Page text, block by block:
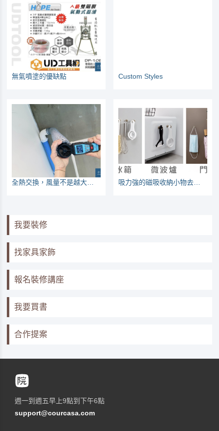
無氣噴塗的優缺點 Custom Styles
我要裝修
找家具家飾
報名裝修講座
我要買書
合作提案
週一到週五早上9點到下午6點
support@courcasa.com